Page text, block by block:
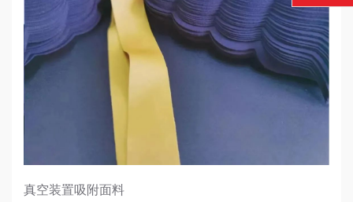
真空装置吸附面料